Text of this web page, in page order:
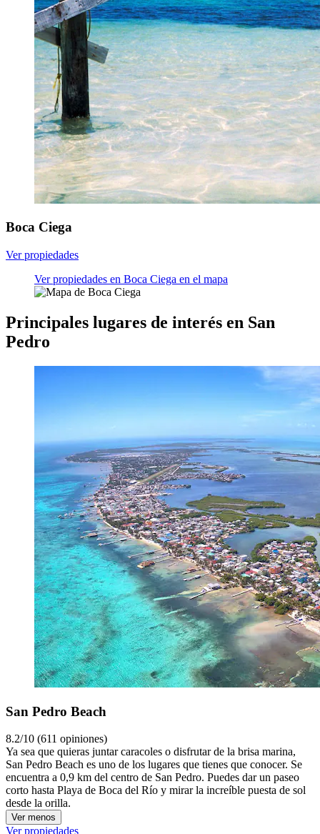
Boca Ciega
Ver propiedades
Ver propiedades en Boca Ciega en el mapa
Principales lugares de interés en San
Pedro
San Pedro Beach
8.2/10 (611 opiniones)
Ya sea que quieras juntar caracoles o disfrutar de la brisa marina,
San Pedro Beach es uno de los lugares que tienes que conocer. Se
encuentra a 0,9 km del centro de San Pedro. Puedes dar un paseo
corto hasta Playa de Boca del Río y mirar la increíble puesta de sol
desde la orilla.
Ver menos
Ver propiedades